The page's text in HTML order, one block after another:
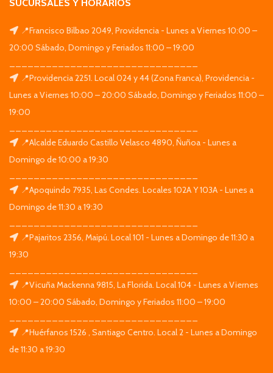
SUCURSALES Y HORARIOS
📍Francisco Bilbao 2049, Providencia - Lunes a Viernes 10:00 –
20:00 Sábado, Domingo y Feriados 11:00 – 19:00
📍Providencia 2251. Local 024 y 44 (Zona Franca), Providencia -
Lunes a Viernes 10:00 – 20:00 Sábado, Domingo y Feriados 11:00 –
19:00
📍Alcalde Eduardo Castillo Velasco 4890, Ñuñoa - Lunes a
Domingo de 10:00 a 19:30
📍Apoquindo 7935, Las Condes. Locales 102A Y 103A - Lunes a
Domingo de 11:30 a 19:30
📍Pajaritos 2356, Maipú. Local 101 - Lunes a Domingo de 11:30 a
19:30
📍Vicuña Mackenna 9815, La Florida. Local 104 - Lunes a Viernes
10:00 – 20:00 Sábado, Domingo y Feriados 11:00 – 19:00
📍Huérfanos 1526 , Santiago Centro. Local 2 - Lunes a Domingo
de 11:30 a 19:30